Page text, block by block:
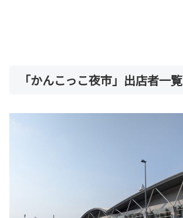
「かんこっこ夜市」出店者一覧